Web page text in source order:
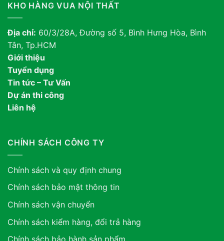
KHO HÀNG VUA NỘI THẤT
Địa chỉ: 60/3/28A, Đường số 5, Bình Hưng Hòa, Bình
Tân, Tp.HCM
Giới thiệu
Tuyển dụng
Tin tức – Tư Vấn
Dự án thi công
Liên hệ
CHÍNH SÁCH CÔNG TY
Chính sách và quy định chung
Chính sách bảo mật thông tin
Chính sách vận chuyển
Chính sách kiểm hàng, đổi trả hàng